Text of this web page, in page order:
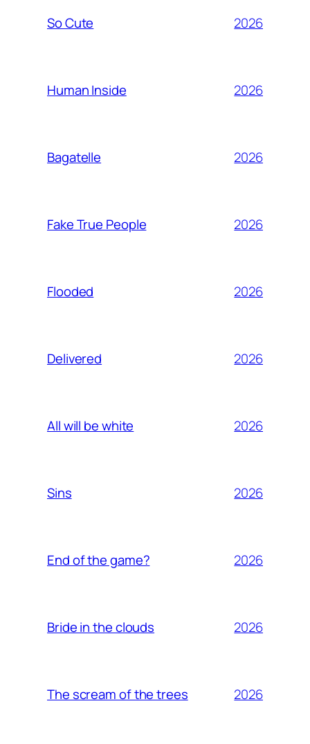
So Cute 2026
Human Inside 2026
Bagatelle 2026
Fake True People 2026
Flooded 2026
Delivered 2026
All will be white 2026
Sins 2026
End of the game? 2026
Bride in the clouds 2026
The scream of the trees 2026